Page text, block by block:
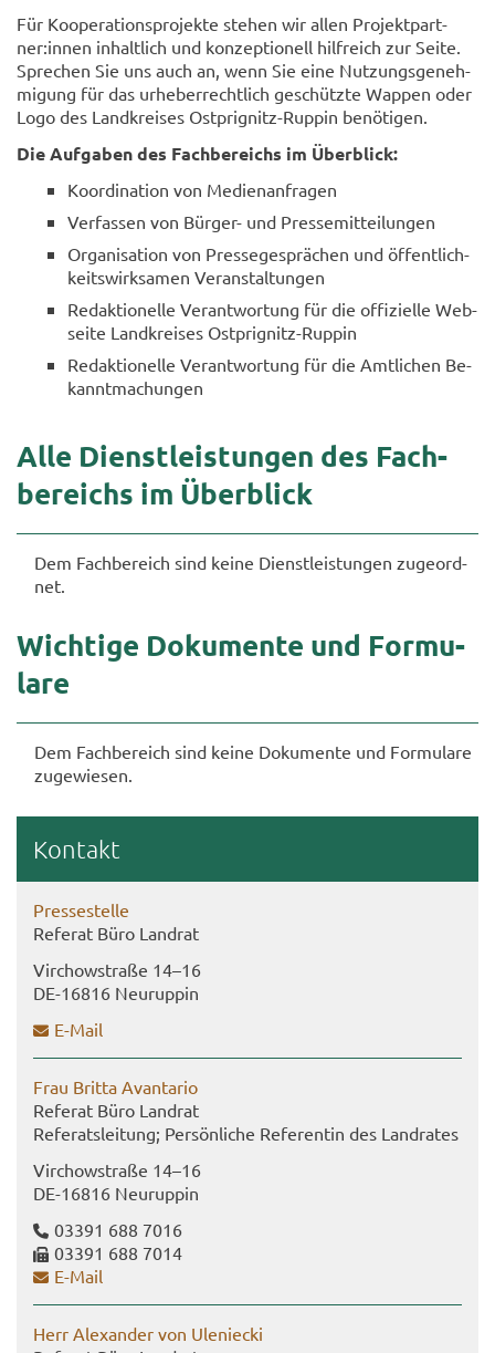
Für Ko­ope­ra­ti­ons­pro­jek­te ste­hen wir allen Pro­jekt­part­
ner:innen in­halt­lich und kon­zep­tio­nell hilf­reich zur Seite.
Spre­chen Sie uns auch an, wenn Sie eine Nut­zungs­ge­neh­
mi­gung für das ur­he­ber­recht­lich ge­schütz­te Wap­pen oder
Logo des Land­krei­ses Ostprignitz-​Ruppin be­nö­ti­gen.
Die Auf­ga­ben des Fach­be­reichs im Über­blick:
Ko­or­di­na­ti­on von Me­di­en­an­fra­gen
Ver­fas­sen von Bürger-​ und Pres­se­mit­tei­lun­gen
Or­ga­ni­sa­ti­on von Pres­se­ge­sprä­chen und öf­fent­lich­
keits­wirk­sa­men Ver­an­stal­tun­gen
Re­dak­tio­nel­le Ver­ant­wor­tung für die of­fi­zi­el­le Web­
seite Land­krei­ses Ostprignitz-​Ruppin
Re­dak­tio­nel­le Ver­ant­wor­tung für die Amt­li­chen Be­
kannt­ma­chun­gen
Alle Dienst­leis­tun­gen des Fach­
be­reichs im Über­blick
Dem Fach­be­reich sind keine Dienst­leis­tun­gen zu­ge­ord­
net.
Wich­ti­ge Do­ku­men­te und For­mu­
la­re
Dem Fach­be­reich sind keine Do­ku­men­te und For­mu­la­re
zu­ge­wie­sen.
Kon­takt
Pres­se­stel­le
Re­fe­rat Büro Land­rat
Virch­ow­stra­ße 14–16
DE-​16816 Neu­rup­pin
E-​Mail
Frau Brit­ta Avan­t­a­rio
Re­fe­rat Büro Land­rat
Re­fe­rats­lei­tung; Per­sön­li­che Re­fe­ren­tin des Land­ra­tes
Virch­ow­stra­ße 14–16
DE-​16816 Neu­rup­pin
03391 688 7016
03391 688 7014
E-​Mail
Herr Alex­an­der von Ule­niecki